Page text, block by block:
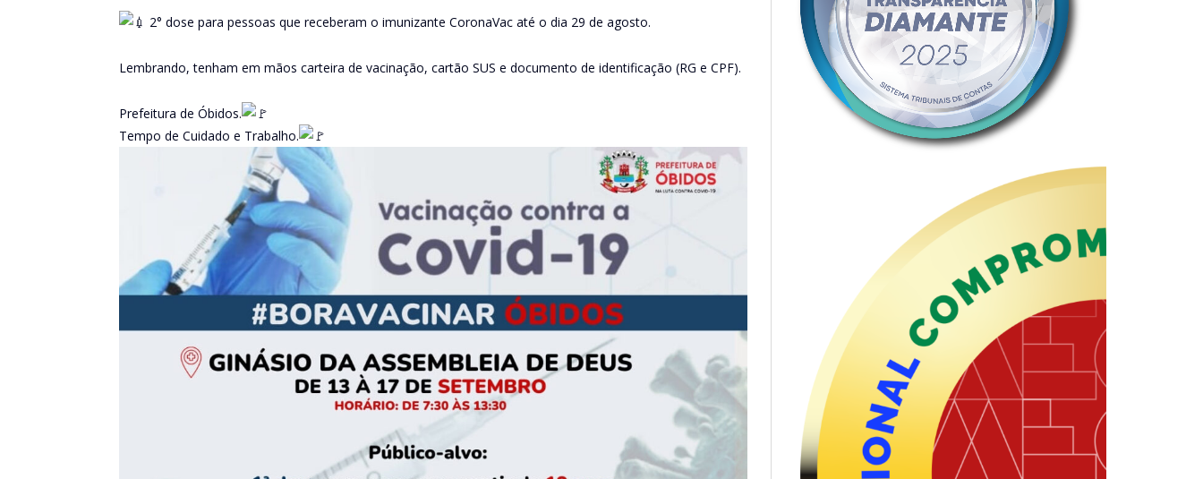
2° dose para pessoas que receberam o imunizante CoronaVac até o dia 29 de agosto.
Lembrando, tenham em mãos carteira de vacinação, cartão SUS e documento de identificação (RG e CPF).
Prefeitura de Óbidos.
Tempo de Cuidado e Trabalho.